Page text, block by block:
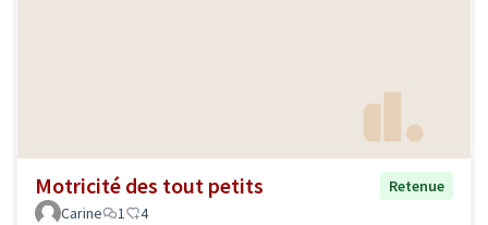
Motricité des tout petits
Retenue
Carine
1 4